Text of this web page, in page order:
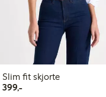
Slim fit skjorte
399,-399,00 kr